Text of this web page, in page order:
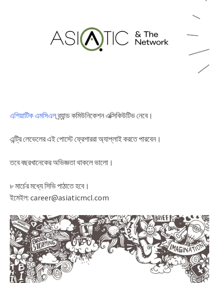
এশিয়াটিক এমসিএলব্র্যান্ড কমিউনিকেশন এক্সিকিউটিভ নেবে।
এন্ট্রি লেভেলের এই পোস্টে ফ্রেশাররা অ্যাপ্লাই করতে পারবেন।
তবে বছরখানেকের অভিজ্ঞতা থাকলে ভালো।
৮ মার্চের মধ্যে সিভি পাঠাতে হবে।
ইমেইল: career@asiaticmcl.com